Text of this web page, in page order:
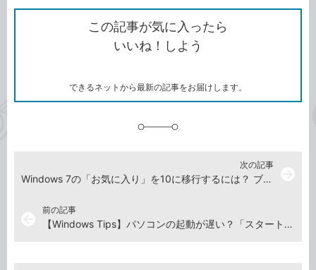
で
シ
ェ
ア
シ
ェ
ア
な
ブ
ッ
ク
ク
ク
を
コ
この記事が気に入ったら
いいね！しよう
できるネットから最新の記事をお届けします。
前の記事
【Windows Tips】パソコンの起動が遅い？「スタートアップ」を見直して時短しよう
次の記事
Windows 7の「お気に入り」を10に移行するには？ ブックマークのエクスポート方法【Windows Tips】